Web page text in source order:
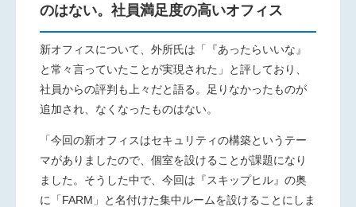
のはない。社員満足度の高いオフィス
新オフィスについて、外所氏は「『あったらいいな』
と常々言っていたことが実現された」と評しており、
社員からの評判も上々だと語る。足りなかったものが
追加され、なくなったものはない。
「今回の新オフィスはセキュリティの構築というテー
マがありましたので、個室を設けることが課題になり
ました。そうした中で、今回は『スキップヒル』の奥
に「FARM」と名付けた集中ルームを設けることにしま